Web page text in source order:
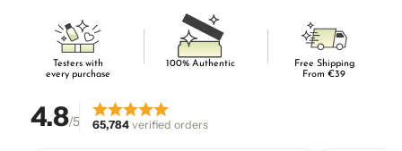
Testers with
every purchase
100% Authentic
Free Shipping
From €39
4.8/5 65,784 verified orders